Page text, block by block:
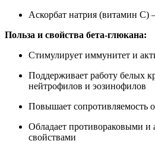
Аскорбат натрия (витамин C)
Польза и свойства бета-глюкана:
Стимулирует иммунитет и
Поддерживает работу белых
нейтрофилов и эозинофилов
Повышает сопротивляемость
Обладает противораковыми и
свойствами